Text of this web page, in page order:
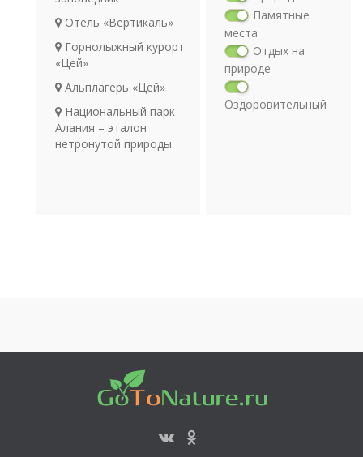
Отель «Вертикаль»
Горнолыжный курорт
«Цей»
Альплагерь «Цей»
Национальный парк
Алания – эталон
нетронутой природы
Памятные
места
Отдых на
природе
Оздоровительный